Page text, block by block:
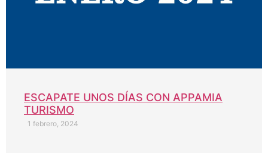
ESCAPATE UNOS DÍAS CON APPAMIA
TURISMO
1 febrero, 2024